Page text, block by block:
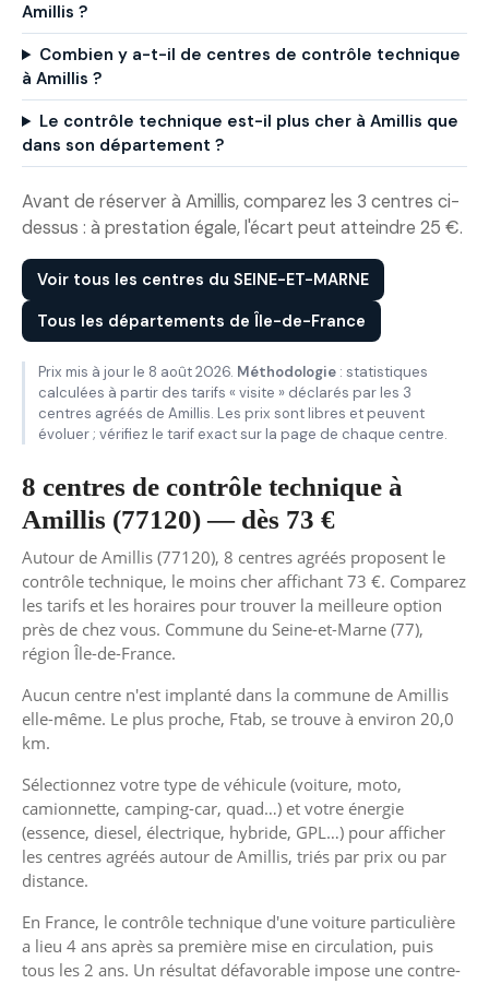
Amillis ?
Combien y a-t-il de centres de contrôle technique
à Amillis ?
Le contrôle technique est-il plus cher à Amillis que
dans son département ?
Avant de réserver à Amillis, comparez les 3 centres ci-
dessus : à prestation égale, l'écart peut atteindre 25 €.
Voir tous les centres du SEINE-ET-MARNE
Tous les départements de Île-de-France
Prix mis à jour le 8 août 2026. Méthodologie : statistiques
calculées à partir des tarifs « visite » déclarés par les 3
centres agréés de Amillis. Les prix sont libres et peuvent
évoluer ; vérifiez le tarif exact sur la page de chaque centre.
8 centres de contrôle technique à
Amillis (77120) — dès 73 €
Autour de Amillis (77120), 8 centres agréés proposent le
contrôle technique, le moins cher affichant 73 €. Comparez
les tarifs et les horaires pour trouver la meilleure option
près de chez vous. Commune du Seine-et-Marne (77),
région Île-de-France.
Aucun centre n'est implanté dans la commune de Amillis
elle-même. Le plus proche, Ftab, se trouve à environ 20,0
km.
Sélectionnez votre type de véhicule (voiture, moto,
camionnette, camping-car, quad…) et votre énergie
(essence, diesel, électrique, hybride, GPL…) pour afficher
les centres agréés autour de Amillis, triés par prix ou par
distance.
En France, le contrôle technique d'une voiture particulière
a lieu 4 ans après sa première mise en circulation, puis
tous les 2 ans. Un résultat défavorable impose une contre-